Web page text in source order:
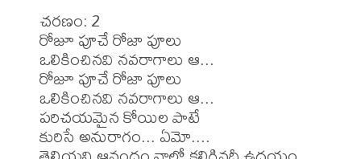
చరణం: 2
రోజూ పూచే రోజా పూలు
ఒలికించినవి నవరాగాలు ఆ...
రోజూ పూచే రోజా పూలు
ఒలికించినవి నవరాగాలు ఆ...
పరిచయమైన కోయిల పాటే
కురిసే అనురాగం... ఏమో....